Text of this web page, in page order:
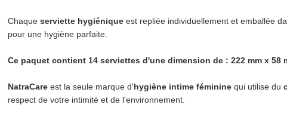
Chaque serviette hygiénique est repliée individuellement et emballée
pour une hygiène parfaite.
Ce paquet contient 14 serviettes d'une dimension de : 222 mm x 58
NatraCare est la seule marque d'hygiène intime féminine qui utilise du
respect de votre intimité et de l'environnement.